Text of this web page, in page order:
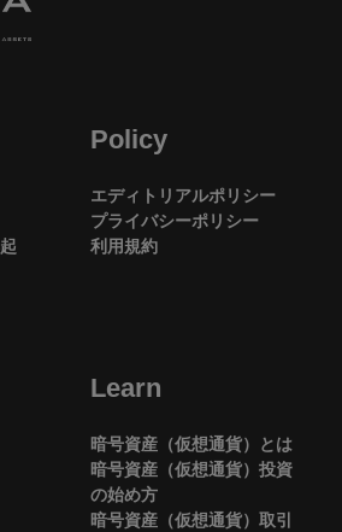
Policy
エディトリアルポリシー
プライバシーポリシー
利用規約
Learn
暗号資産（仮想通貨）とは
暗号資産（仮想通貨）投資
の始め方
暗号資産（仮想通貨）取引